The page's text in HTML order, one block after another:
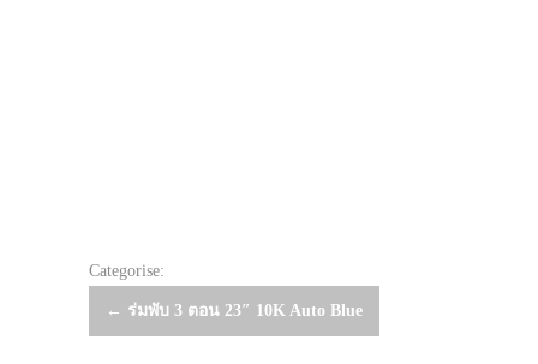
Categorise:
Post
← ร่มพับ 3 ตอน 23″ 10K Auto Blue